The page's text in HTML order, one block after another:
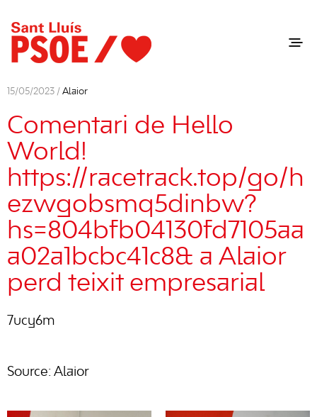
15/05/2023 / Alaior
Comentari de Hello
World!
https://racetrack.top/go/h
ezwgobsmq5dinbw?
hs=804bfb04130fd7105aa
a02a1bcbc41c8& a Alaior
perd teixit empresarial
7ucy6m
Source: Alaior